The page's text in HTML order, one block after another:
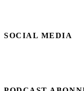
SOCIAL MEDIA